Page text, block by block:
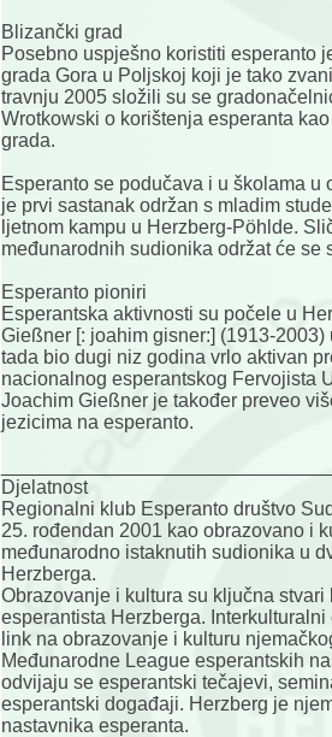
Blizančki grad
Posebno uspješno koristiti esperanto
grada Gora u Poljskoj koji je tako
travnju 2005 složili su se
Wrotkowski o korištenja esperanta
grada.
Esperanto se podučava i u školama
je prvi sastanak održan s mladim
ljetnom kampu u Herzberg-Pöhlde.
međunarodnih sudionika održat će se
Esperanto pioniri
Esperantska aktivnosti su počele u
Gießner [: joahim gisner:] (1913-
tada bio dugi niz godina vrlo aktivan
nacionalnog esperantskog Fervojista
Joachim Gießner je također preveo
jezicima na esperanto.
Djelatnost
Regionalni klub Esperanto društvo
25. rođendan 2001 kao obrazovano i
međunarodno istaknutih sudionika u
Herzberga.
Obrazovanje i kultura su ključna
esperantista Herzberga.
link na obrazovanje i kulturu
Međunarodne League esperantskih
odvijaju se esperantski tečajevi,
esperantski događaji. Herzberg je
nastavnika esperanta.